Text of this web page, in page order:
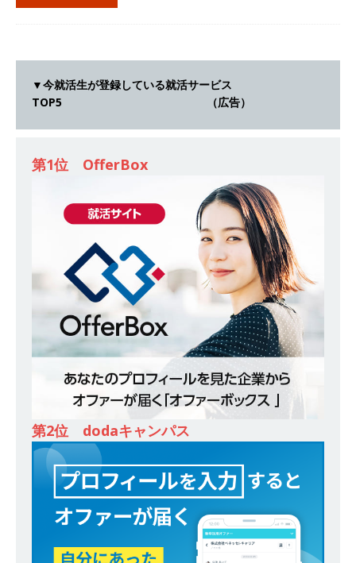
戸数近畿圏第3位 ｜ 初任給30万+手当、1年目で
[ 2026年5月14日 ]
業界研究・企業説明会 】 世界最大級の金融サー
ビス機関 ｜ BtoBtoCの代理店営業 ｜ 20代で年
収1,000万円目指せる ｜ 賞与年4回・年間休日
120日以上 ｜ ジブラルタ生命
体育会積極採用
企業
[ 2026年5月14日 ] 【 28卒｜営業職向けオープ
ンカンパニー 】世界トップシェアの半導体技術
を持つグローバルメーカー ｜ 年間休日129日・
土日祝完全休み ｜ 売上高1,138億円 ｜ プライム
上場 ｜ 新電元工業
体育会積極採用企業
[ 2026年5月14日 ] 【 28卒 ｜ 適性検査合否免
除・面接確約!! ｜ 1dayインターンあり 】 東京勤
務限定 ｜ 世界No.1の不動産投資市場東京で投資
住宅販売をリードする企業 ｜ 土地仕入れから物
▼今就活生が登録している就活サービス
TOP5 （広告）
第1位 OfferBox
第2位 dodaキャンパス